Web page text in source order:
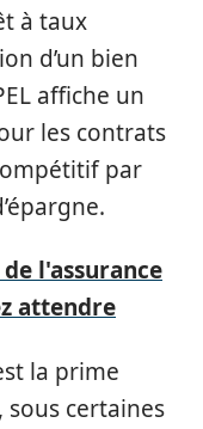
à taux
d’un bien
affiche un
les contrats
par
l'assurance
attendre
la prime
sous certaines